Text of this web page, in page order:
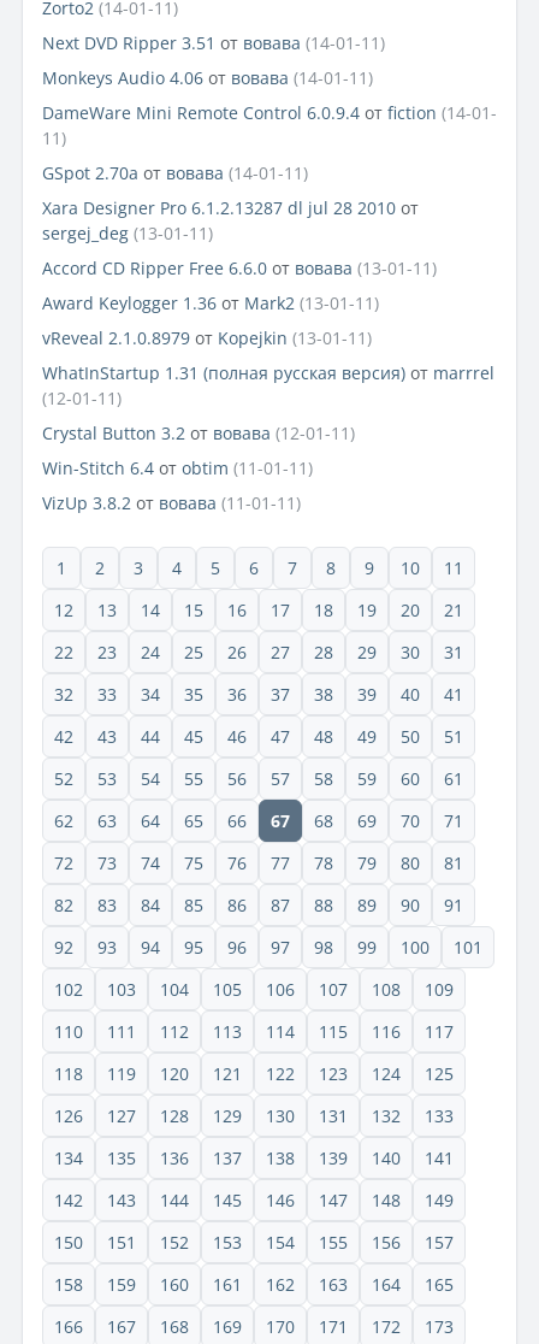
Zorto2 (14-01-11)
Next DVD Ripper 3.51 от вовава (14-01-11)
Monkeys Audio 4.06 от вовава (14-01-11)
DameWare Mini Remote Control 6.0.9.4 от fiction (14-01-
11)
GSpot 2.70a от вовава (14-01-11)
Xara Designer Pro 6.1.2.13287 dl jul 28 2010 от
sergej_deg (13-01-11)
Accord CD Ripper Free 6.6.0 от вовава (13-01-11)
Award Keylogger 1.36 от Mark2 (13-01-11)
vReveal 2.1.0.8979 от Kopejkin (13-01-11)
WhatInStartup 1.31 (полная русская версия) от marrrel
(12-01-11)
Crystal Button 3.2 от вовава (12-01-11)
Win-Stitch 6.4 от obtim (11-01-11)
VizUp 3.8.2 от вовава (11-01-11)
1 2 3 4 5 6 7 8 9 10
11
12
13 14 15 16 17 18 19 20
21
22
23 24 25 26 27 28 29 30
31
32
33 34 35 36 37 38 39 40
41
42
43 44 45 46 47 48 49 50
51
52
53 54 55 56 57 58 59 60
61
62
63 64 65 66 67 68 69 70
71
72
73 74 75 76 77 78 79 80
81
82
83 84 85 86 87 88 89 90
91
92
93 94 95 96 97 98 99 100
101
102
103 104 105 106 107 108
109
110
111 112 113 114 115 116
117
118
119 120 121 122 123 124
125
126
127 128 129 130 131 132
133
134
135 136 137 138 139 140
141
142
143 144 145 146 147 148
149
150
151 152 153 154 155 156
157
158
159 160 161 162 163 164
165
166
167 168 169 170 171 172 173